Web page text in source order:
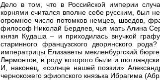
Дело в том, что в Российской империи
корнями считался вполне себе русским, был
огромное число потомков немцев, шведов,
философ Николай Бердяев, чья мать Алина
князя Кудаша – и приходилась внучкой
старинного французского дворянского
императрицы Елизаветы мекленбургский
Лермонтов, в роду которого были и
И, наконец, «солнце нашей поэзии»
чернокожего эфиопского князька Ибрагима